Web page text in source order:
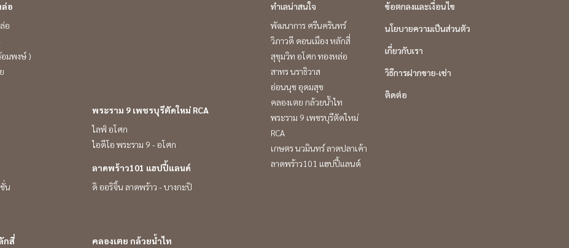
อ
อ
มพงษ์ )
พระราม 9 เพชรบุรีตัดใหม่ RCA
ไลฟ์ อโศก
ไอดีโอ พระราม 9 - อโศก
น
ลาดพร้าว101 แฮปปี้แลนด์
ดิ ออริจิ้น ลาดพร้าว - บางกะปิ
กสี่ คลองเตย กล้วยน้ำไท
ทำเลน่าสนใจ
พัฒนาการ ศรีนครินทร์
วิภาวดี ดอนเมือง หลักสี่
สุขุมวิท อโศก ทองหล่อ
สาทร นราธิวาส
อ่อนนุช อุดมสุข
คลองเตย กล้วยน้ำไท
พระราม 9 เพชรบุรีตัดใหม่
RCA
เกษตร นวมินทร์ ลาดปลาเค้า
ลาดพร้าว101 แฮปปี้แลนด์
ข้อตกลงและเงื่อนไข
นโยบายความเป็นส่วนตัว
เกี่ยวกับเรา
วิธีการฝากขาย-เช่า
ติดต่อ